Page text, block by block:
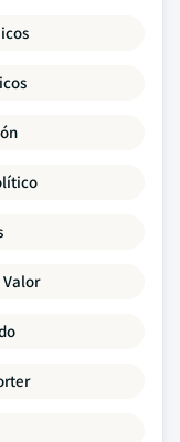
Valor